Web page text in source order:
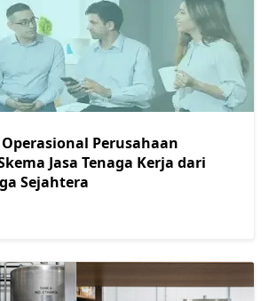
Perusahaan
Jasa Tenaga Kerja dari
Sejahtera